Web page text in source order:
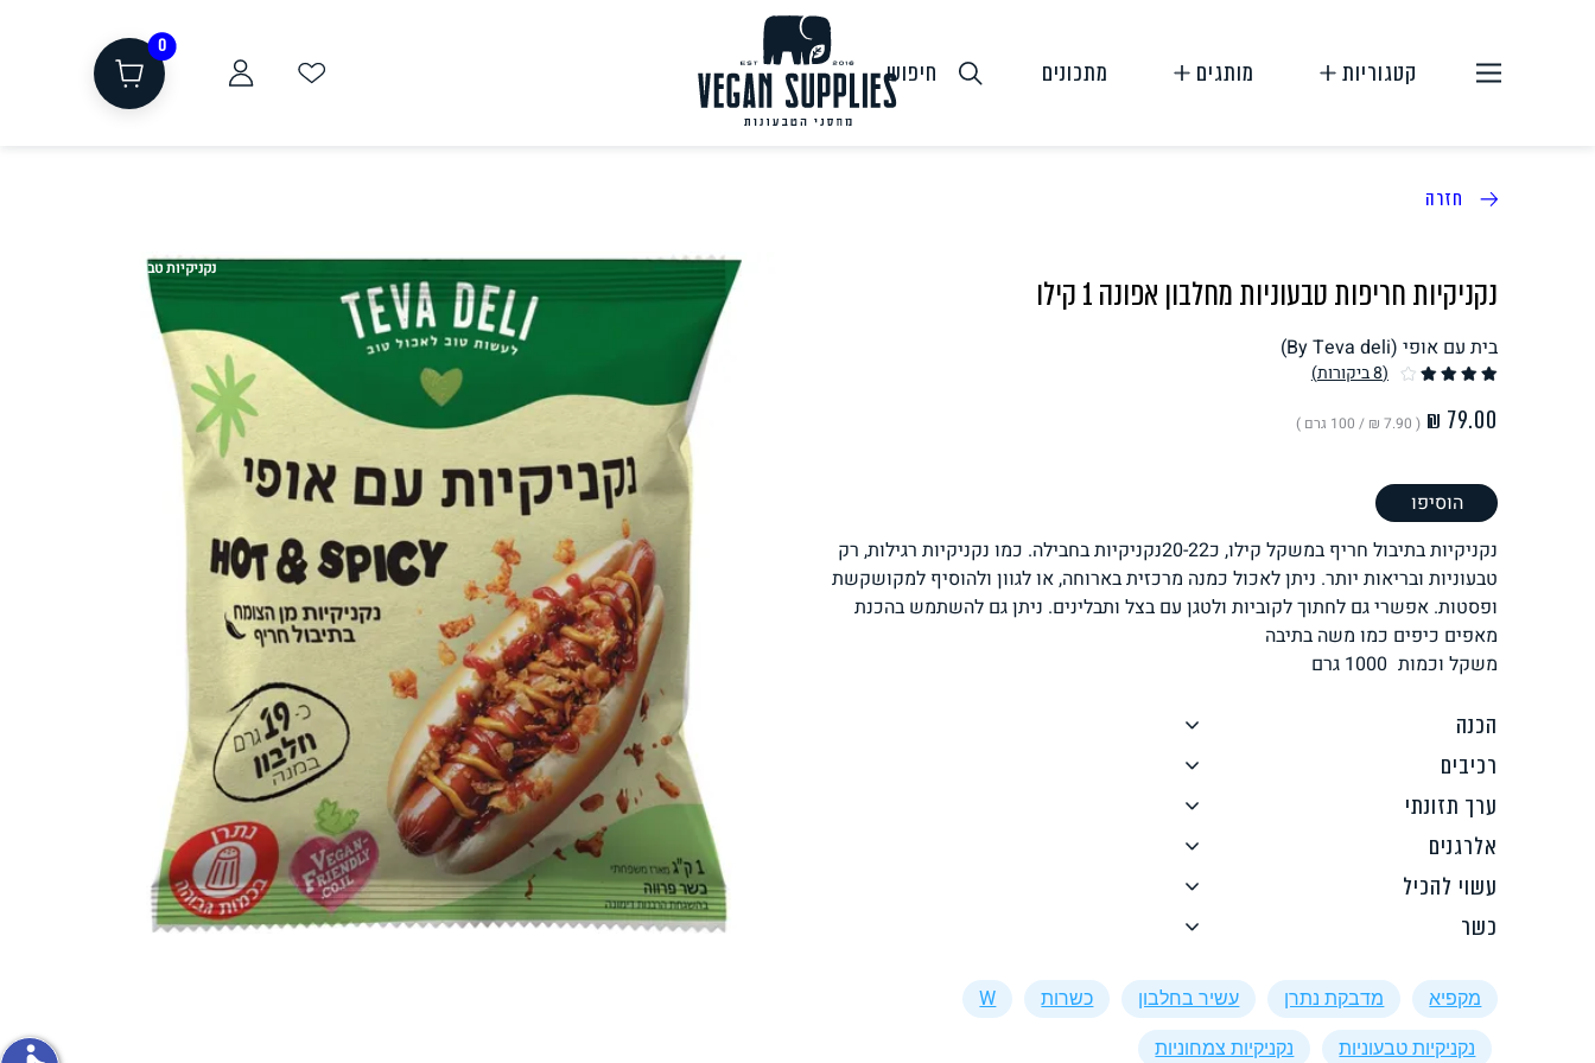
קטגוריות מותגים מתכונים חיפוש
0
תחליפי בשר חלב ושמנת שוקולד, חטיפים, חלבון
לחם, עוגות, מאפים גלידות טבעוניות פסטה, אטריות וקטניות מזווה פירות וירקות
גיפט קארד עשיר בחלבון על האש
חזרה
נקניקיות טבעוניות
נקניקיות חריפות טבעוניות מחלבון אפונה 1 קילו
בית עם אופי (By Teva deli)
(8 ביקורות)
( ‏7.90 ₪ / 100 גרם )
הוסיפו
נקניקיות בתיבול חריף במשקל קילו, כ20-22נקניקיות בחבילה. כמו נקניקיות רגילות, רק
טבעוניות ובריאות יותר. ניתן לאכול כמנה מרכזית בארוחה, או לגוון ולהוסיף למקושקשת
ופסטות. אפשרי גם לחתוך לקוביות ולטגן עם בצל ותבלינים. ניתן גם להשתמש בהכנת
מאפים כיפים כמו משה בתיבה
משקל וכמות
גרם
הכנה
רכיבים
ערך תזונתי
אלרגנים
עשוי להכיל
כשר
מקפיא מדבקת נתרן עשיר בחלבון כשרות W
נקניקיות טבעוניות נקניקיות צמחוניות